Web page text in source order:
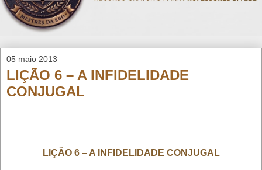
05 maio 2013
LIÇÃO 6 – A INFIDELIDADE
CONJUGAL
LIÇÃO 6 – A INFIDELIDADE CONJUGAL